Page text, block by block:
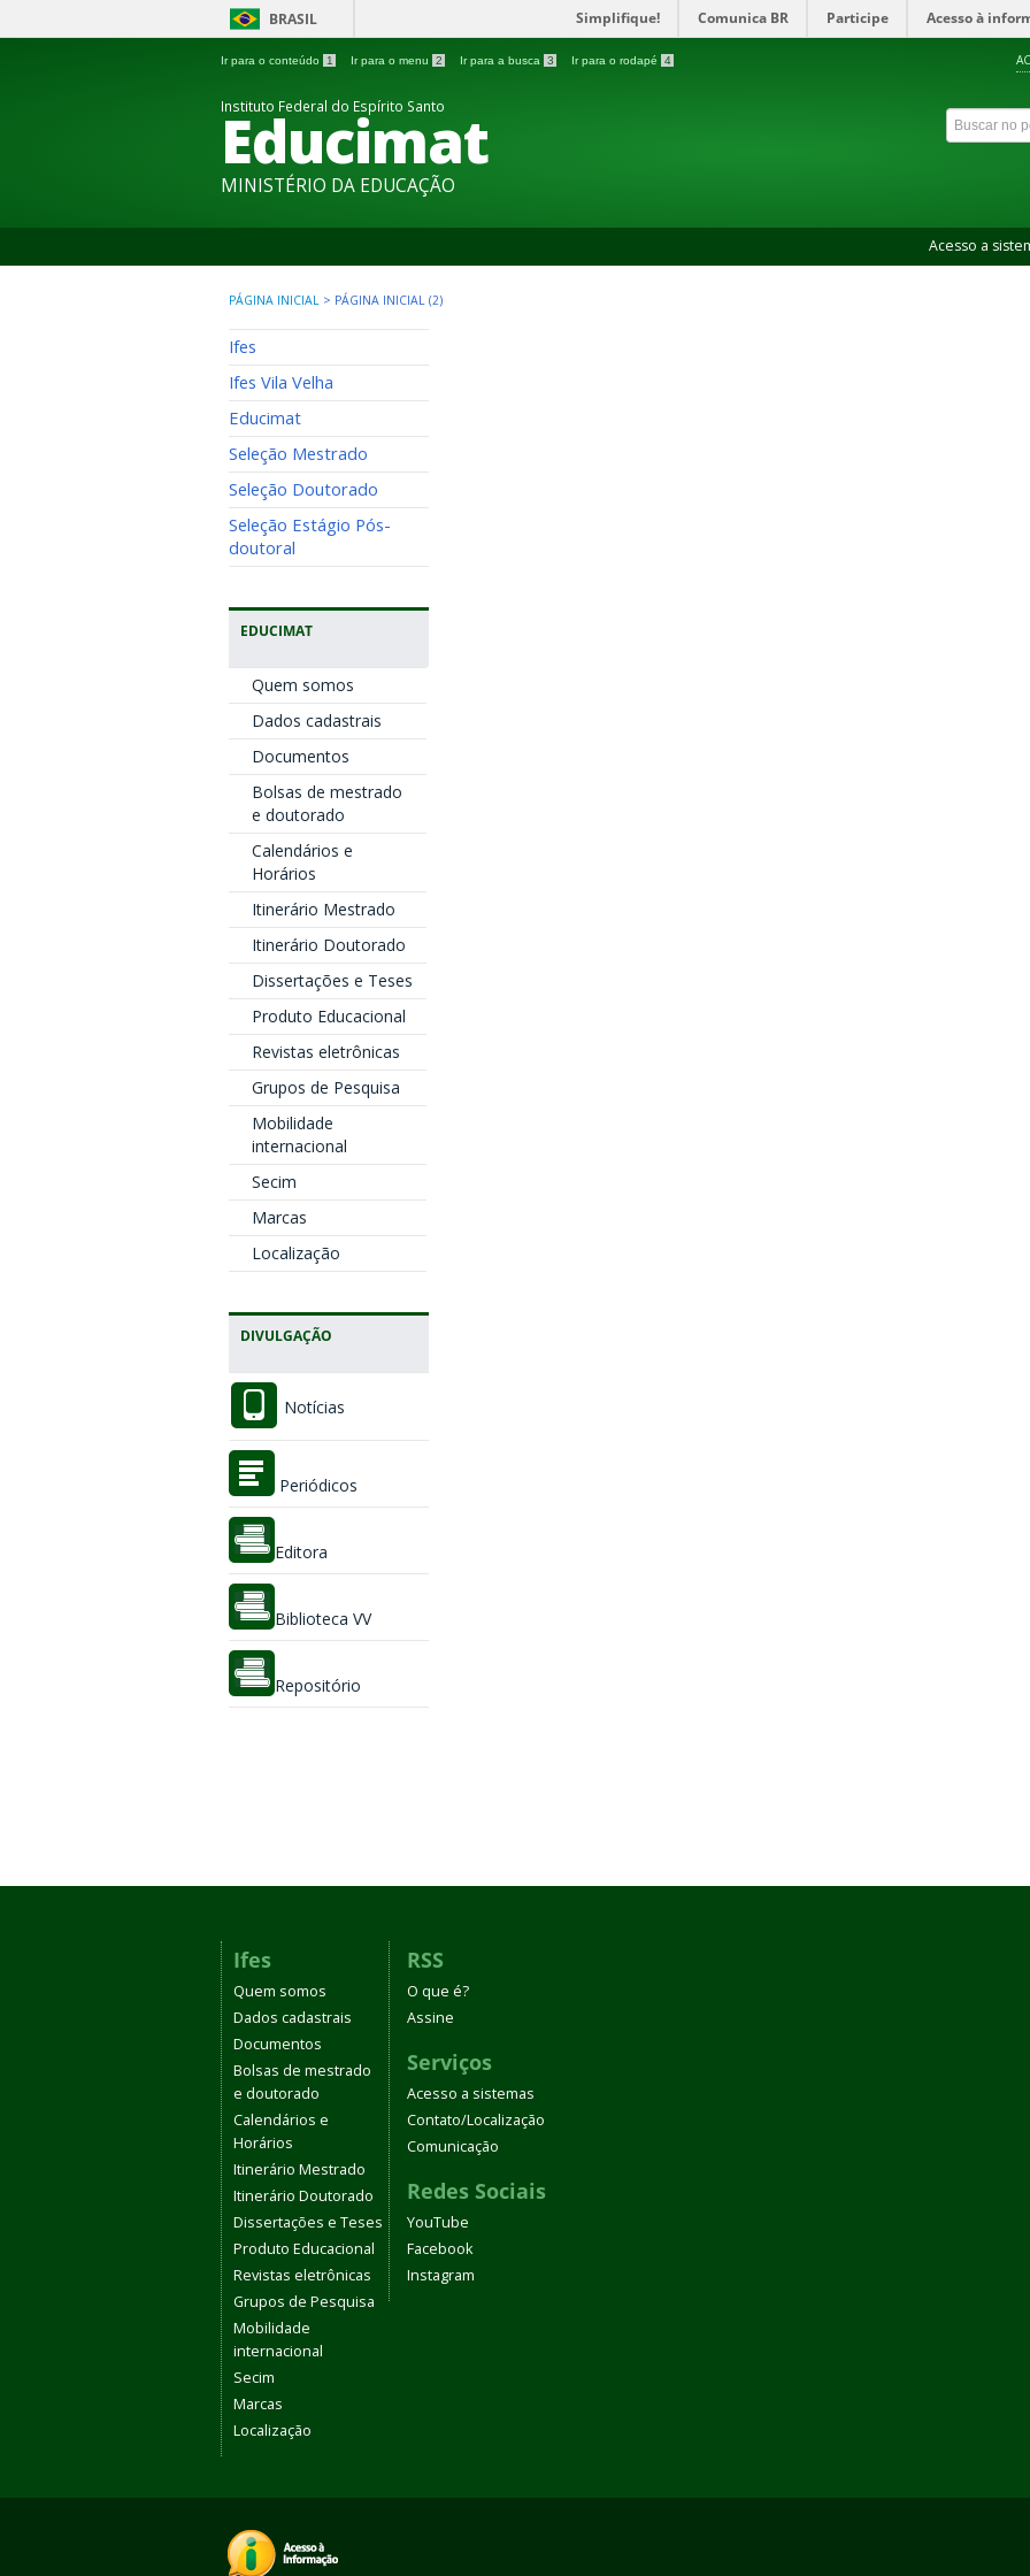
BRASIL Simplifique! Comunica BR Participe Acesso à
Ir para o conteúdo 1 Ir para o menu 2 Ir para a busca 3 Ir para o rodapé 4
Instituto Federal do Espírito Santo
Educimat
MINISTÉRIO DA EDUCAÇÃO
Acesso a
PÁGINA INICIAL > PÁGINA INICIAL (2)
Ifes
Ifes Vila Velha
Educimat
Seleção Mestrado
Seleção Doutorado
Seleção Estágio Pós-
doutoral
EDUCIMAT
Quem somos
Dados cadastrais
Documentos
Bolsas de mestrado
e doutorado
Calendários e
Horários
Itinerário Mestrado
Itinerário Doutorado
Dissertações e Teses
Produto Educacional
Revistas eletrônicas
Grupos de Pesquisa
Mobilidade
internacional
Secim
Marcas
Localização
DIVULGAÇÃO
Notícias
Periódicos
Editora
Biblioteca VV
Repositório
Ifes
Quem somos
Dados cadastrais
Documentos
Bolsas de mestrado
e doutorado
Calendários e
Horários
Itinerário Mestrado
Itinerário Doutorado
Dissertações e Teses
Produto Educacional
Revistas eletrônicas
Grupos de Pesquisa
Mobilidade
internacional
Secim
Marcas
Localização
RSS
O que é?
Assine
Serviços
Acesso a sistemas
Contato/Localização
Comunicação
Redes Sociais
YouTube
Facebook
Instagram